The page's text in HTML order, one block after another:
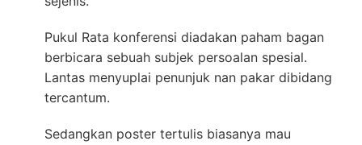
Pukul Rata konferensi diadakan paham bagan
berbicara sebuah subjek persoalan spesial.
Lantas menyuplai penunjuk nan pakar dibidang
tercantum.
Sedangkan poster tertulis biasanya mau